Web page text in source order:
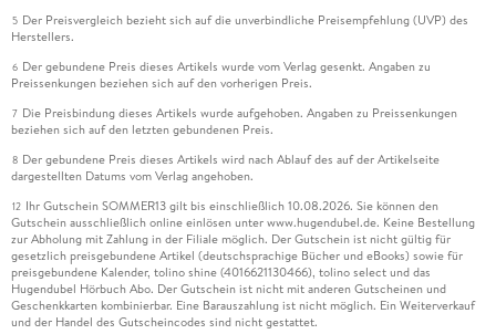
5 Der Preisvergleich bezieht sich auf die unverbindliche Preisempfehlung (UVP) des
Herstellers.
6 Der gebundene Preis dieses Artikels wurde vom Verlag gesenkt. Angaben zu
Preissenkungen beziehen sich auf den vorherigen Preis.
7 Die Preisbindung dieses Artikels wurde aufgehoben. Angaben zu Preissenkungen
beziehen sich auf den letzten gebundenen Preis.
8 Der gebundene Preis dieses Artikels wird nach Ablauf des auf der Artikelseite
dargestellten Datums vom Verlag angehoben.
12 Ihr Gutschein SOMMER13 gilt bis einschließlich 10.08.2026. Sie können den
Gutschein ausschließlich online einlösen unter www.hugendubel.de. Keine Bestellung
zur Abholung mit Zahlung in der Filiale möglich. Der Gutschein ist nicht gültig für
gesetzlich preisgebundene Artikel (deutschsprachige Bücher und eBooks) sowie für
preisgebundene Kalender, tolino shine (4016621130466), tolino select und das
Hugendubel Hörbuch Abo. Der Gutschein ist nicht mit anderen Gutscheinen und
Geschenkkarten kombinierbar. Eine Barauszahlung ist nicht möglich. Ein Weiterverkauf
und der Handel des Gutscheincodes sind nicht gestattet.